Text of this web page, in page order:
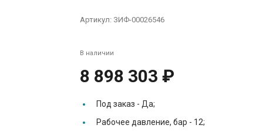
Артикул: ЗИФ-00026546
В наличии
8 898 303 ₽
Под заказ - Да;
Рабочее давление, бар - 12;